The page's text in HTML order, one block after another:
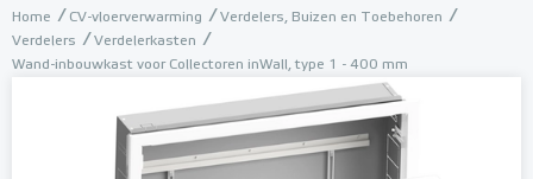
Home CV-vloerverwarming
Verdelers, Buizen en Toebehoren
Verdelers
Verdelerkasten
Wand-inbouwkast voor Collectoren inWall, type 1 - 400 mm